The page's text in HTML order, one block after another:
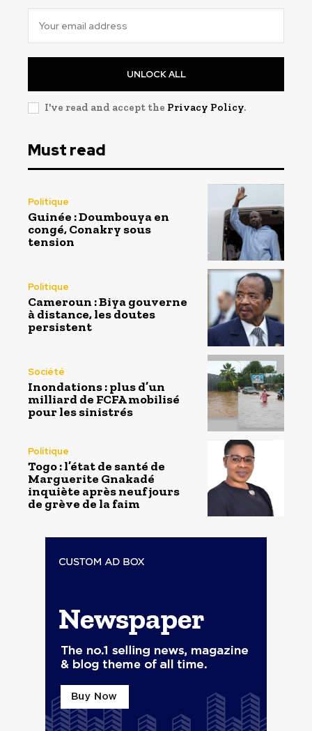
UNLOCK ALL
I've read and accept the Privacy Policy.
Must read
Politique
Guinée : Doumbouya en
congé, Conakry sous
tension
Politique
Cameroun : Biya gouverne
à distance, les doutes
persistent
Société
Inondations : plus d’un
milliard de FCFA mobilisé
pour les sinistrés
Politique
Togo : l’état de santé de
Marguerite Gnakadé
inquiète après neuf jours
de grève de la faim